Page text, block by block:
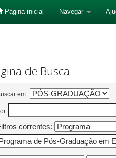
Página inicial Navegar
de Busca
em:
correntes: